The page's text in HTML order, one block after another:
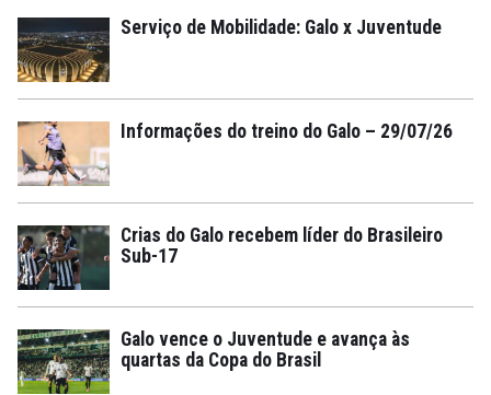
Serviço de Mobilidade: Galo x Juventude
Informações do treino do Galo – 29/07/26
Crias do Galo recebem líder do Brasileiro
Sub-17
Galo vence o Juventude e avança às
quartas da Copa do Brasil